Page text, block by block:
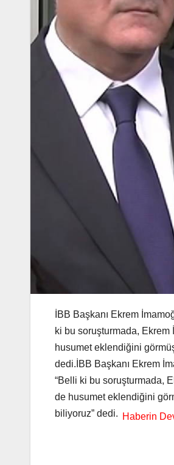
İBB Başkanı Ekrem
ki bu soruşturmada, Ekrem
husumet eklendiğini
dedi.İBB Başkanı Ekrem
“Belli ki bu soruşturmada,
de husumet eklendiğini
biliyoruz” dedi.